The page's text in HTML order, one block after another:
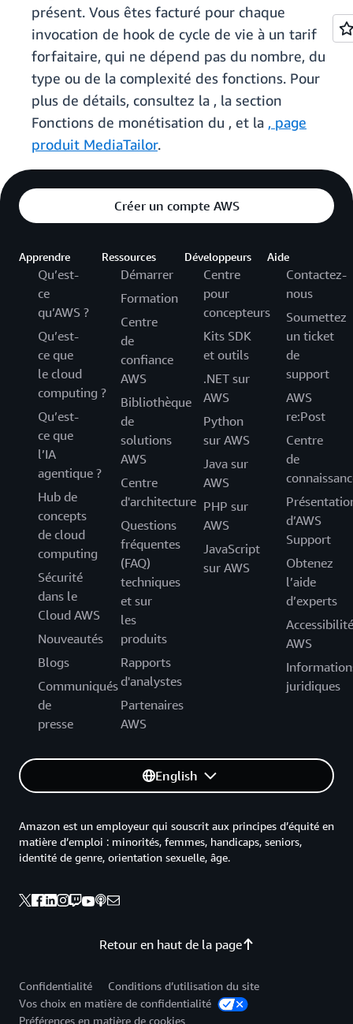
présent. Vous êtes facturé pour chaque
invocation de hook de cycle de vie à un tarif
forfaitaire, qui ne dépend pas du nombre, du
type ou de la complexité des fonctions. Pour
plus de détails, consultez la , la section
Fonctions de monétisation du , et la , page
produit MediaTailor.
Créer un compte AWS
Apprendre
Qu’est-
ce
qu’AWS ?
Qu’est-
ce que
le cloud
computing ?
Qu’est-
ce que
l’IA
agentique ?
Hub de
concepts
de cloud
computing
Sécurité
dans le
Cloud AWS
Nouveautés
Blogs
Communiqués
de
presse
Ressources
Démarrer
Formation
Centre
de
confiance
AWS
Bibliothèque
de
solutions
AWS
Centre
d'architecture
Questions
fréquentes
(FAQ)
techniques
et sur
les
produits
Rapports
d'analystes
Partenaires
AWS
Développeurs
Centre
pour
concepteurs
Kits SDK
et outils
.NET sur
AWS
Python
sur AWS
Java sur
AWS
PHP sur
AWS
JavaScript
sur AWS
Aide
Contactez-
nous
Soumettez
un ticket
de
support
AWS
re:Post
Centre
de
d’AWS
Support
Obtenez
l’aide
d’experts
Accessibilité
AWS
juridiques
English
Retour en haut de la page
Amazon est un employeur qui souscrit aux principes d’équité en
matière d’emploi : minorités, femmes, handicaps, seniors,
identité de genre, orientation sexuelle, âge.
Confidentialité
Conditions d’utilisation du site
Vos choix en matière de confidentialité
Préférences en matière de cookies